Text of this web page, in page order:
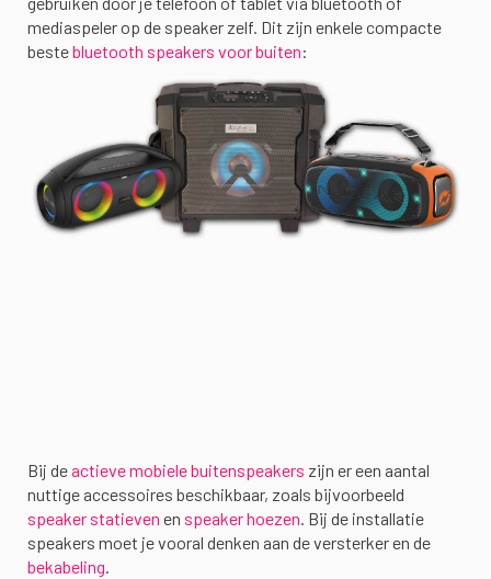
mediaspeler op de speaker zelf. Dit zijn enkele compacte
bestebluetooth speakers voor buiten:
Bij deactieve mobiele buitenspeakers zijn er een aantal
nuttige accessoires beschikbaar, zoals bijvoorbeeld
speaker statieven en speaker hoezen. Bij de installatie
speakers moet je vooral denken aan de versterker en de
bekabeling.